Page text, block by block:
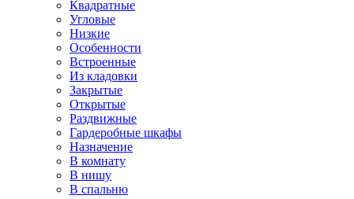
Квадратные
Угловые
Низкие
Особенности
Встроенные
Из кладовки
Закрытые
Открытые
Раздвижные
Гардеробные шкафы
Назначение
В комнату
В нишу
В спальню